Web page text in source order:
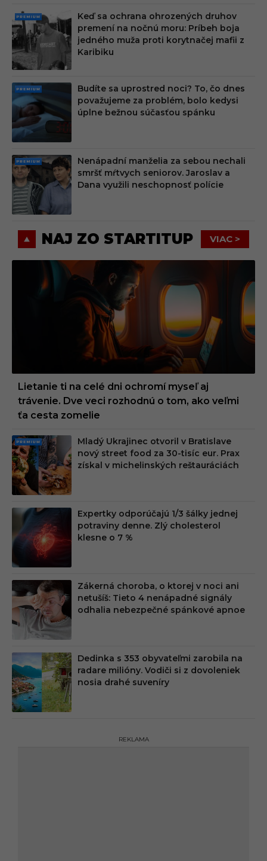
PRE
MIU
M
Keď sa ochrana ohrozených druhov
premení na nočnú moru: Príbeh boja
jedného muža proti korytnačej mafii z
Karibiku
PRE
MIU
M
Budíte sa uprostred noci? To, čo dnes
považujeme za problém, bolo kedysi
úplne bežnou súčasťou spánku
PRE
MIU
M
Nenápadní manželia za sebou nechali
smršť mŕtvych seniorov. Jaroslav a
Dana využili neschopnosť polície
NAJ ZO STARTITUP VIAC >
Lietanie ti na celé dni ochromí myseľ aj
trávenie. Dve veci rozhodnú o tom, ako veľmi
ťa cesta zomelie
PRE
MIU
M
Mladý Ukrajinec otvoril v Bratislave
nový street food za 30-tisíc eur. Prax
získal v michelinských reštauráciách
Expertky odporúčajú 1/3 šálky jednej
potraviny denne. Zlý cholesterol
klesne o 7 %
Zákerná choroba, o ktorej v noci ani
netušíš: Tieto 4 nenápadné signály
odhalia nebezpečné spánkové apnoe
Dedinka s 353 obyvateľmi zarobila na
radare milióny. Vodiči si z dovoleniek
nosia drahé suveníry
REKLAMA